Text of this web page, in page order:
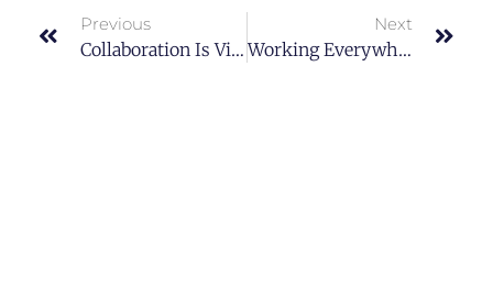
Previous
Collaboration Is Vital For A Successful Workplace
Next
Working Everywhere. Any Time. Any Place.